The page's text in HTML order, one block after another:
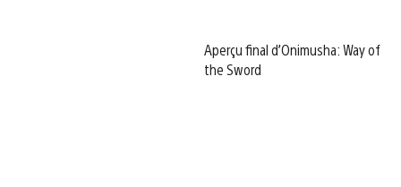
Aperçu final d’Onimusha: Way of
the Sword